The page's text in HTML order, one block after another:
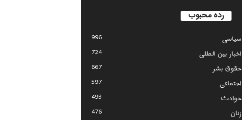
رده محبوب
سياسى
996
اخبار بین المللی
724
حقوق بشر
667
اجتماعی
597
حوادث
493
زنان
476